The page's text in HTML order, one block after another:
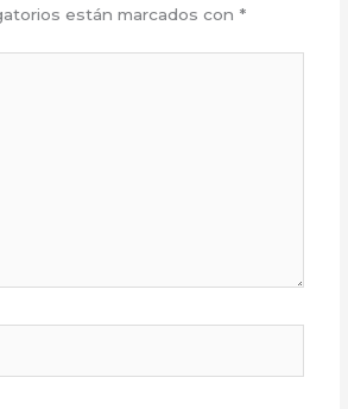
están marcados con *